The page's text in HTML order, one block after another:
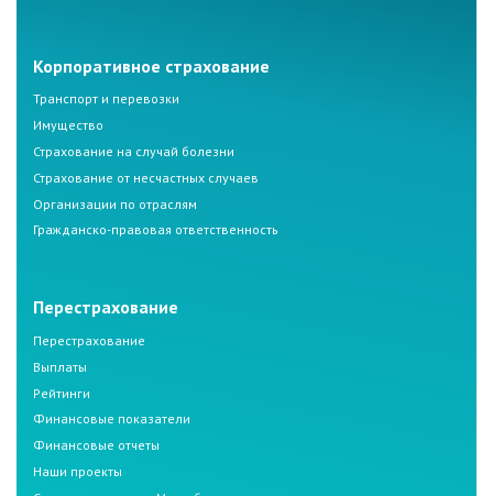
Корпоративное страхование
Транспорт и перевозки
Имущество
Страхование на случай болезни
Страхование от несчастных случаев
Организации по отраслям
Гражданско-правовая ответственность
Перестрахование
Перестрахование
Выплаты
Рейтинги
Финансовые показатели
Финансовые отчеты
Наши проекты